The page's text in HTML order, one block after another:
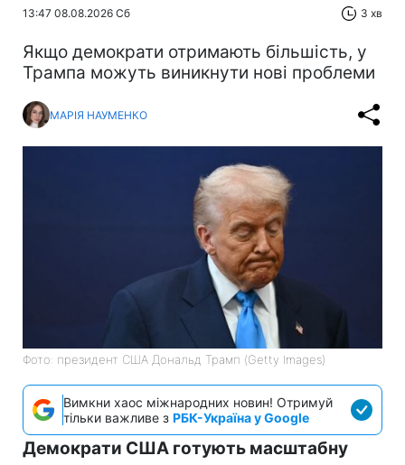
13:47 08.08.2026 Сб 3 хв
Якщо демократи отримають більшість, у
Трампа можуть виникнути нові проблеми
МАРІЯ НАУМЕНКО
Фото: президент США Дональд Трамп (Getty Images)
Вимкни хаос міжнародних новин! Отримуй
тільки важливе з РБК-Україна у Google
Демократи США готують масштабну